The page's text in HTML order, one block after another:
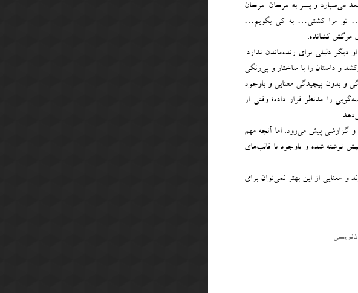
می‌سپارد و پسر به مرجان. مرجان
تو مرا کشتی… به کی بگویم…
مرگش کشانده.
دلیلی برای زنده‌ماندن ندارد.
و داستان را با ساختار و پی‌رنگی
و بدون پیچیدگی معنایی و باوجود
را مدنظر قرار داده؛ وقتی از
گزارشی پیش می‌رود. اما آنچه مهم
نوشته شده و باوجود با قالب‌های
معنایی از این بهتر نمی‌توان برای